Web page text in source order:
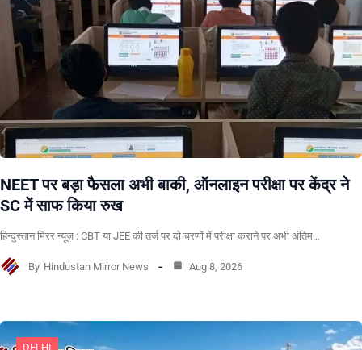
NEET पर बड़ा फैसला अभी बाकी, ऑनलाइन परीक्षा पर केंद्र ने
SC में साफ किया रुख
हिन्दुस्तान मिरर न्यूज़ : CBT या JEE की तर्ज पर दो चरणों में परीक्षा कराने पर अभी अंतिम…
By Hindustan Mirror News Aug 8, 2026
DELHI